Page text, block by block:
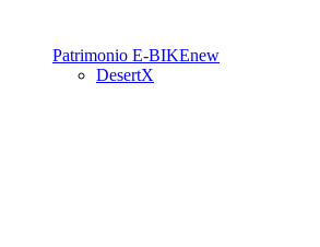
Patrimonio E-BIKEnew
DesertX